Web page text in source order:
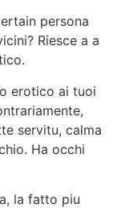
persona
Riesce a a
erotico ai tuoi
servitu, calma
Ha occhi
la fatto piu